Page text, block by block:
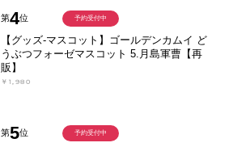
第4位
【グッズ-マスコット】ゴールデンカムイ ど
うぶつフォーゼマスコット 5.月島軍曹【再
販】
￥1,980
予約受付中
第5位 予約受付中